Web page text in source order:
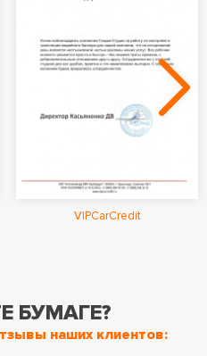
VIPCarCredit
БУМАГЕ?
наших клиентов: